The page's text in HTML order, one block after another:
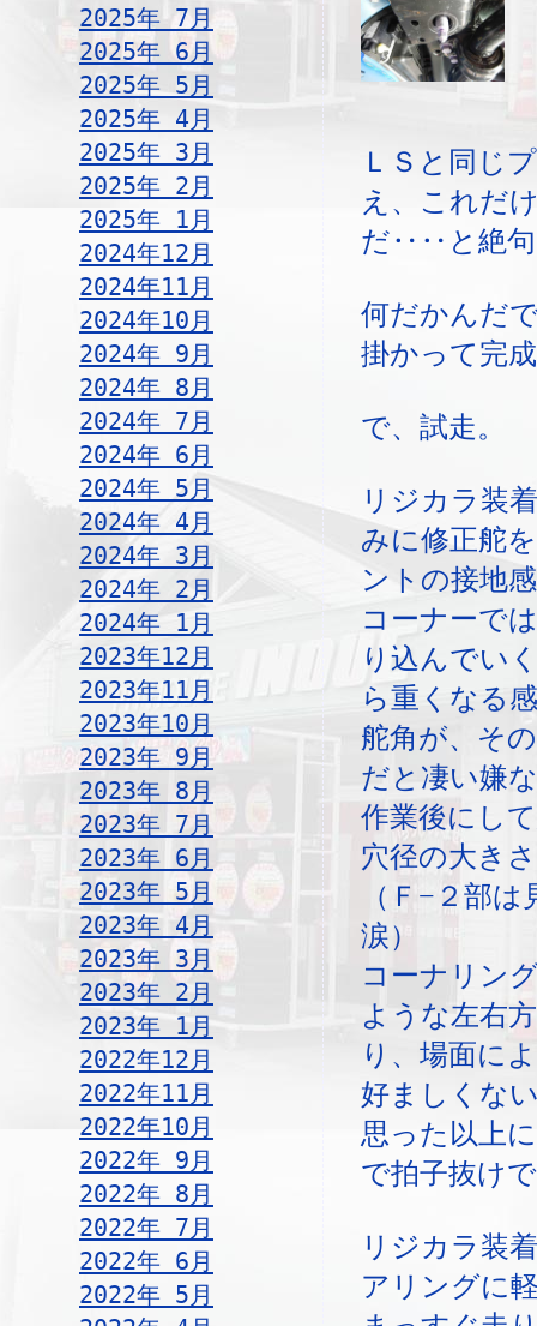
2025年 7月
2025年 6月
2025年 5月
2025年 4月
2025年 3月
2025年 2月
2025年 1月
2024年12月
2024年11月
2024年10月
2024年 9月
2024年 8月
2024年 7月
2024年 6月
2024年 5月
2024年 4月
2024年 3月
2024年 2月
2024年 1月
2023年12月
2023年11月
2023年10月
2023年 9月
2023年 8月
2023年 7月
2023年 6月
2023年 5月
2023年 4月
2023年 3月
2023年 2月
2023年 1月
2022年12月
2022年11月
2022年10月
2022年 9月
2022年 8月
2022年 7月
2022年 6月
2022年 5月
ＬＳと同じ
え、これだ
だ‥‥と絶
何だかんだ
掛かって完
で、試走。
リジカラ装
みに修正舵
ントの接地
コーナーで
り込んでい
ら重くなる
舵角が、そ
だと凄い嫌
作業後にし
穴径の大き
（Ｆ−２部
涙）
コーナリン
ような左右
り、場面に
好ましくな
思った以上
で拍子抜け
リジカラ装
アリングに